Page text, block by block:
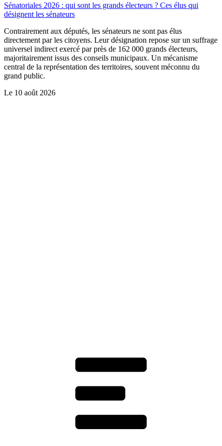
Sénatoriales 2026 : qui sont les grands électeurs ? Ces élus qui
désignent les sénateurs
Contrairement aux députés, les sénateurs ne sont pas élus
directement par les citoyens. Leur désignation repose sur un suffrage
universel indirect exercé par près de 162 000 grands électeurs,
majoritairement issus des conseils municipaux. Un mécanisme
central de la représentation des territoires, souvent méconnu du
grand public.
Le 10 août 2026